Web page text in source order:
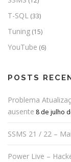
T-SQL (33)
Tuning (15)
YouTube (6)
POSTS
Problema
ausente 8 de julho
SSMS 21 / 22 –
Power Live –